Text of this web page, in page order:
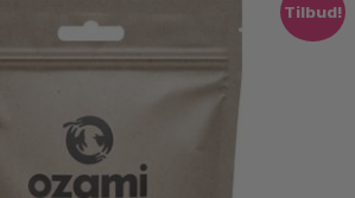
Tilbud!